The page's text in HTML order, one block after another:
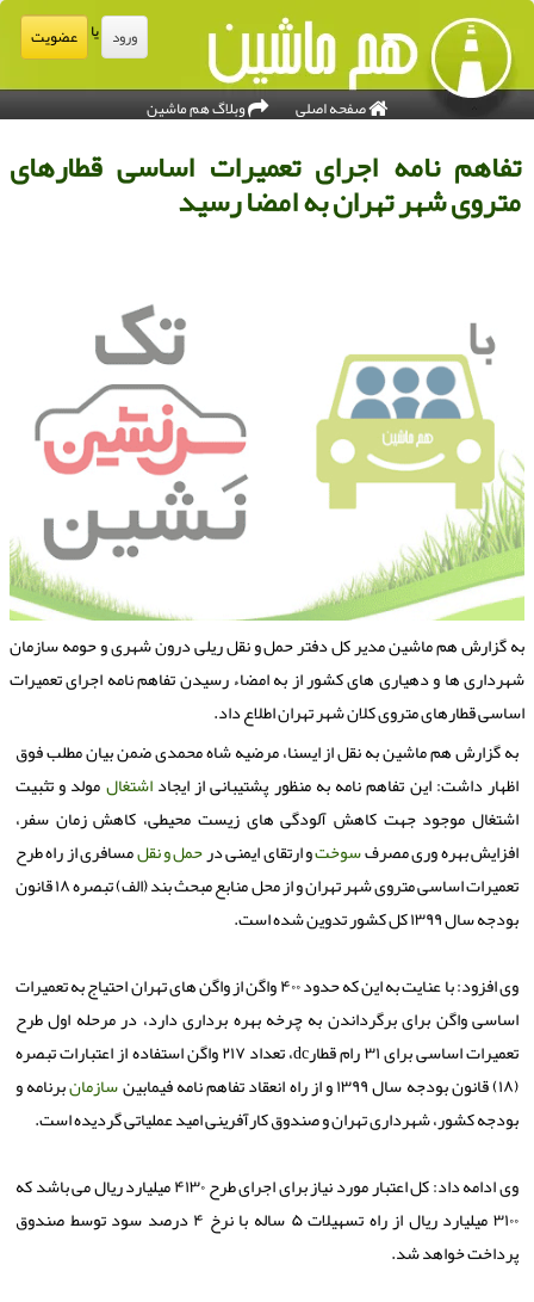
ورود عضویت
صفحه اصلی وبلاگ هم ماشین
تفاهم نامه اجرای تعمیرات اساسی قطارهای
متروی شهر تهران به امضا رسید
گزارش هم ماشین مدیر کل دفتر حمل و نقل ریلی درون شهری و حومه سازمان
ها و دهیاری های کشور از به امضاء رسیدن تفاهم نامه اجرای تعمیرات
قطارهای متروی کلان شهر تهران اطلاع داد.
به گزارش هم ماشین به نقل از ایسنا، مرضیه شاه محمدی ضمن بیان مطلب فوق
اظهار داشت: این تفاهم نامه به منظور پشتیبانی از ایجاداشتغالمولد و تثبیت
اشتغال موجود جهت کاهش آلودگی های زیست محیطی، کاهش زمان سفر،
افزایش بهره وری مصرفسوختو ارتقای ایمنی درحمل و نقلمسافری از راه طرح
تعمیرات اساسی متروی شهر تهران و از محل منابع مبحث بند (الف) تبصره ۱۸ قانون
بودجه سال ۱۳۹۹ کل کشور تدوین شده است.
وی افزود: با عنایت به این که حدود ۴۰۰ واگن از واگن های تهران احتیاج به تعمیرات
اساسی واگن برای برگرداندن به چرخه بهره برداری دارد، در مرحله اول طرح
تعمیرات اساسی برای ۳۱ رام قطارdc، تعداد ۲۱۷ واگن استفاده از اعتبارات تبصره
سازمانبرنامه و
بودجه کشور، شهرداری تهران و صندوق کارآفرینی امید عملیاتی گردیده است.
وی ادامه داد: کل اعتبار مورد نیاز برای اجرای طرح ۴۱۳۰ میلیارد ریال می باشد که
۳۱۰۰ میلیارد ریال از راه تسهیلات ۵ ساله با نرخ ۴ درصد سود توسط صندوق
پرداخت خواهد شد.